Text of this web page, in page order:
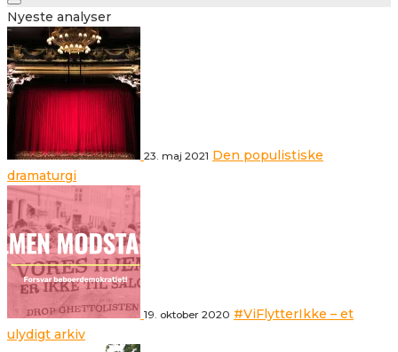
Toggle
navigation
Nyeste analyser
23. maj 2021 Den populistiske
dramaturgi
19. oktober 2020 #ViFlytterIkke – et
ulydigt arkiv